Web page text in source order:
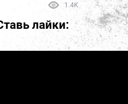
1.4K
лайки: